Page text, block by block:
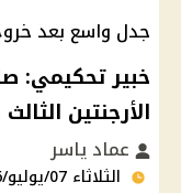
جدل واسع بعد
خبير تحكيمي:
الأرجنتين
عماد ياسر
الثلاثاء 07/يوليو/2026 - 10:02 م